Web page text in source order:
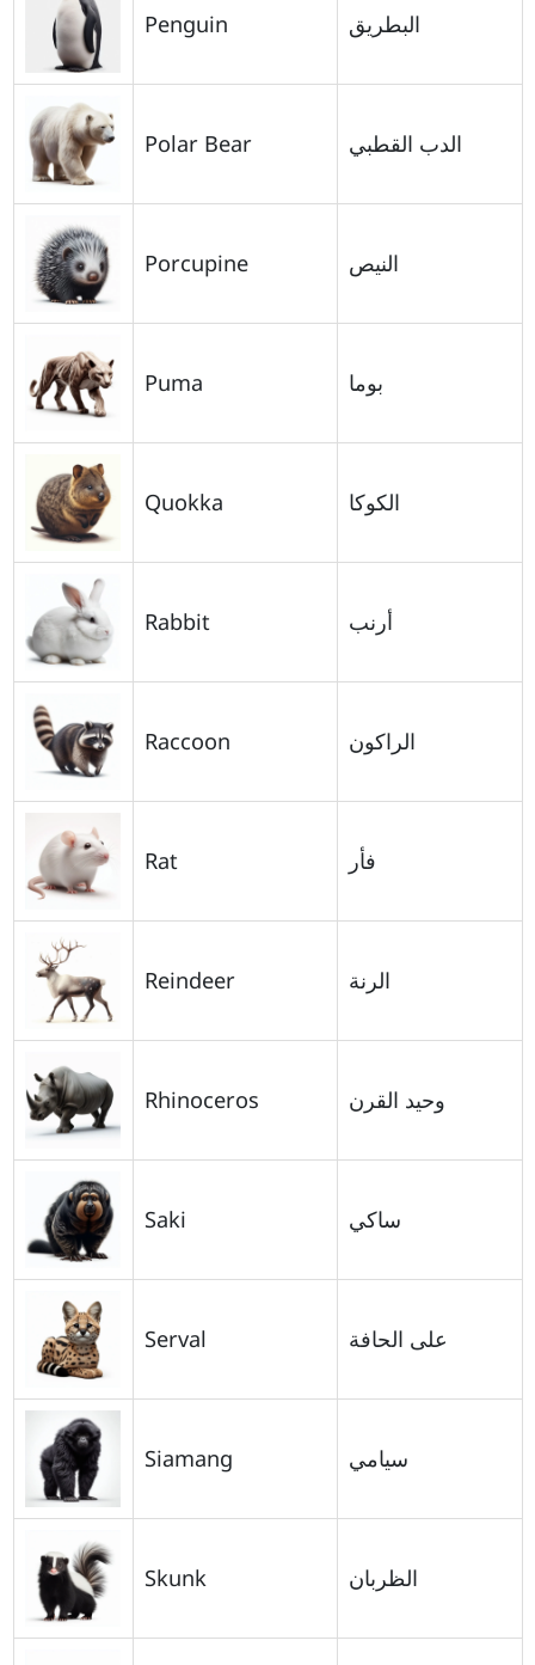
Penguin البطريق
Polar Bear الدب القطبي
Porcupine النيص
Puma بوما
Quokka الكوكا
Rabbit أرنب
Raccoon الراكون
Rat فأر
Reindeer الرنة
Rhinoceros وحيد القرن
Saki ساكي
Serval على الحافة
Siamang سيامي
Skunk الظربان